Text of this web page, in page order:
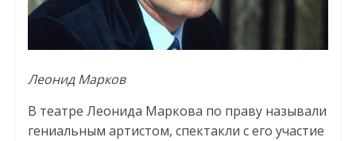
Леонид Марков
В театре Леонида Маркова по праву называли
гениальным артистом, спектакли с его участие